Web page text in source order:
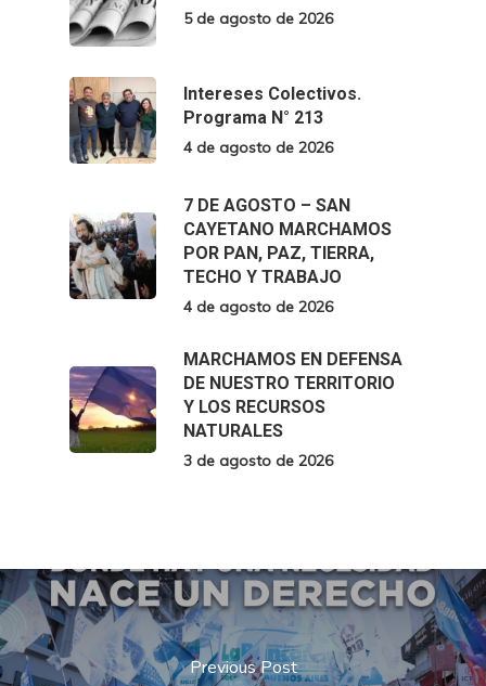
5 de agosto de 2026
Intereses Colectivos.
Programa N° 213
4 de agosto de 2026
7 DE AGOSTO – SAN
CAYETANO MARCHAMOS
POR PAN, PAZ, TIERRA,
TECHO Y TRABAJO
4 de agosto de 2026
MARCHAMOS EN DEFENSA
DE NUESTRO TERRITORIO
Y LOS RECURSOS
NATURALES
3 de agosto de 2026
Previous Post